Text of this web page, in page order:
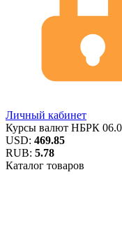
Личный кабинет
Курсы валют НБРК
USD: 469.85
RUB: 5.78
Каталог товаров